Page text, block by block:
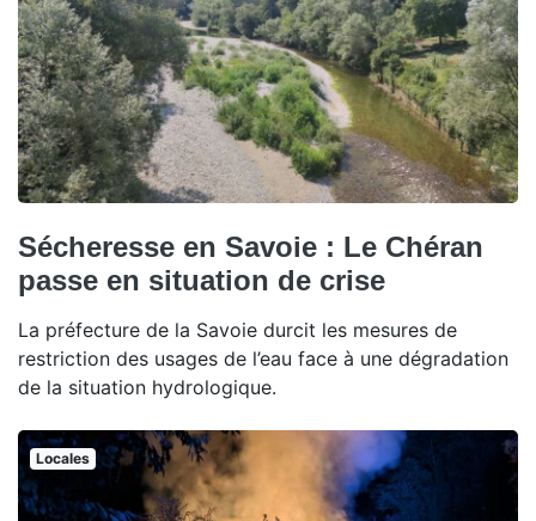
Sécheresse en Savoie : Le Chéran
passe en situation de crise
La préfecture de la Savoie durcit les mesures de
restriction des usages de l’eau face à une dégradation
de la situation hydrologique.
Locales